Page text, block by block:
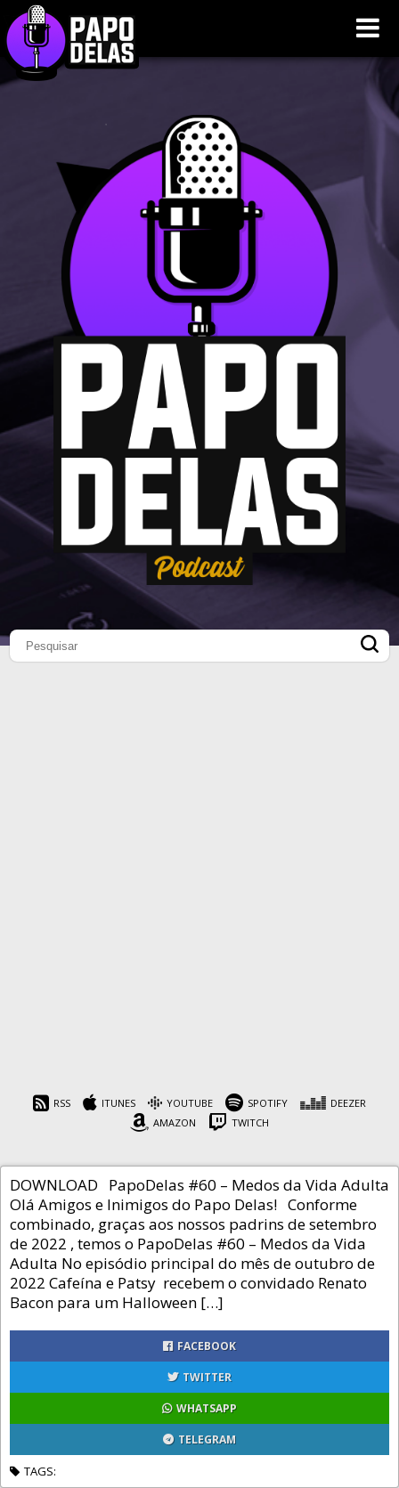
RSS ITUNES YOUTUBE SPOTIFY
DEEZER
AMAZON
TWITCH
da Vida Adulta
25 de outubro de 2022
DOWNLOAD PapoDelas #60 – Medos da Vida Adulta
Olá Amigos e Inimigos do Papo Delas! Conforme
combinado, graças aos nossos padrins de setembro
de 2022 , temos o PapoDelas #60 – Medos da Vida
Adulta No episódio principal do mês de outubro de
2022 Cafeína e Patsy recebem o convidado Renato
Bacon para um Halloween […]
FACEBOOK
TWITTER
WHATSAPP
TELEGRAM
TAGS: